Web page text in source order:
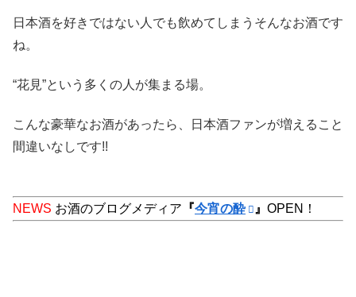
日本酒を好きではない人でも飲めてしまうそんなお酒です
ね。
“花見”という多くの人が集まる場。
こんな豪華なお酒があったら、日本酒ファンが増えること
間違いなしです!!
NEWS お酒のブログメディア 『今宵の酔 』 OPEN！